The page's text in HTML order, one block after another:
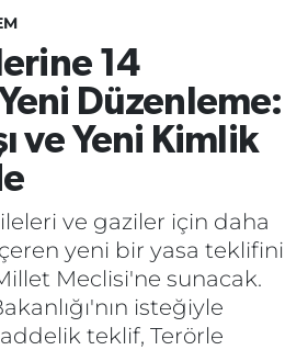
14
Düzenleme:
ve Yeni Kimlik
ve gaziler için daha
yeni bir yasa teklifini
Meclisi'ne sunacak.
isteğiyle
teklif, Terörle